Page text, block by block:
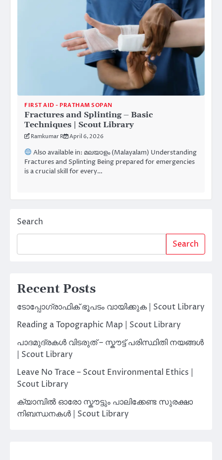
FIRST AID - PRATHAM SOPAN
Fractures and Splinting – Basic
Techniques | Scout Library
Ramkumar R April 6, 2026
Also available in: മലയാളം (Malayalam) Understanding
Fractures and Splinting Being prepared for emergencies
is a crucial skill for every…
Search
Search
Recent Posts
ടോപ്പോഗ്രാഫിക് ഭൂപടം വായിക്കുക | Scout Library
Reading a Topographic Map | Scout Library
പാദമുദ്രകൾ വിടരുത് – സ്കൗട്ട് പരിസ്ഥിതി നയങ്ങൾ
| Scout Library
Leave No Trace – Scout Environmental Ethics |
Scout Library
ക്യാമ്പിൽ ഓരോ സ്കൗട്ടും പാലിക്കേണ്ട സുരക്ഷാ
നിബന്ധനകൾ | Scout Library